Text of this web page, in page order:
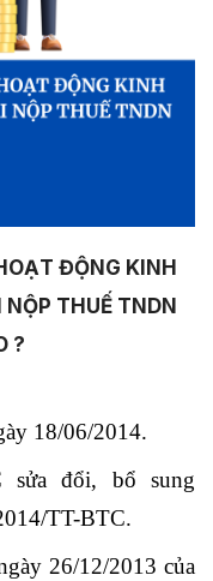
ĐỘNG KINH
THUẾ TNDN
?
18/06/2014.
sửa đổi, bổ sung
TT-BTC.
26/12/2013 của